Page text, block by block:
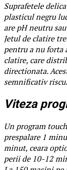
Suprafetele
plasticul negru
are pH neutru
Jetul de clatire
pentru a nu forta
clatire, care
directionata.
semnificativ
Viteza
Un program
prespalare 1
minut, ceara
perii de 10-12